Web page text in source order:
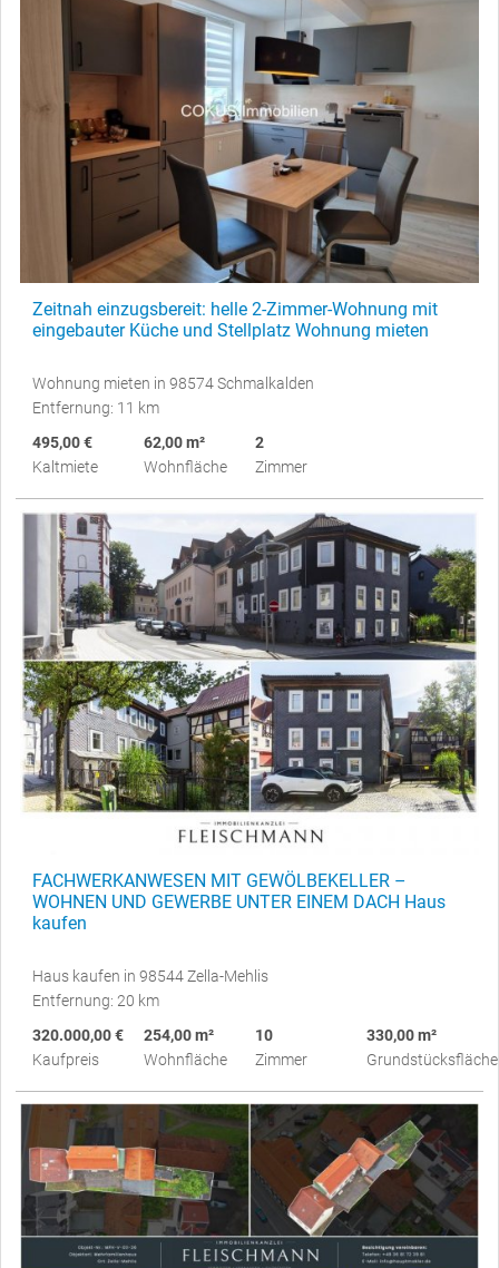
Zeitnah einzugsbereit: helle 2-Zimmer-Wohnung mit
eingebauter Küche und Stellplatz Wohnung mieten
Wohnung mieten in 98574 Schmalkalden
Entfernung: 11 km
495,00 €
Kaltmiete
62,00 m²
Wohnfläche
2
Zimmer
FACHWERKANWESEN MIT GEWÖLBEKELLER –
WOHNEN UND GEWERBE UNTER EINEM DACH Haus
kaufen
Haus kaufen in 98544 Zella-Mehlis
Entfernung: 20 km
320.000,00 €
Kaufpreis
254,00 m²
Wohnfläche
10
Zimmer
330,00 m²
Grundstücksfläche